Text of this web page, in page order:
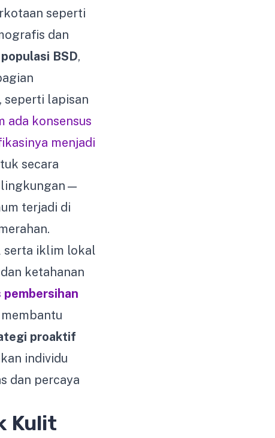
seperti
dan
populasi BSD,
seperti lapisan
ada konsensus
menjadi
secara
lingkungan—
terjadi di
serta iklim lokal
ketahanan
proaktif
individu
dan percaya
Kulit